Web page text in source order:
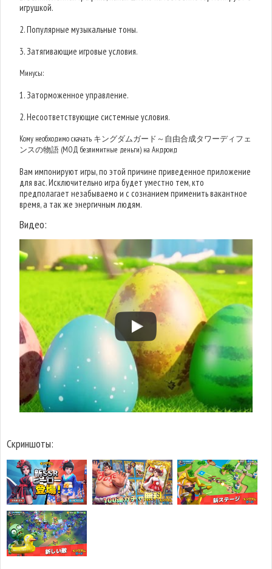
игрушкой.
2. Популярные музыкальные тоны.
3. Затягивающие игровые условия.
Минусы:
1. Заторможенное управление.
2. Несоответствующие системные условия.
Кому необходимо скачать キングダムガード～自由合成タワーディフェ
ンスの物語 (МОД безлимитные деньги) на Андроид
Вам импонируют игры, по этой причине приведенное приложение
для вас. Исключительно игра будет уместно тем, кто
предполагает незабываемо и с сознанием применить вакантное
время, а так же энергичным людям.
Видео:
Скриншоты: